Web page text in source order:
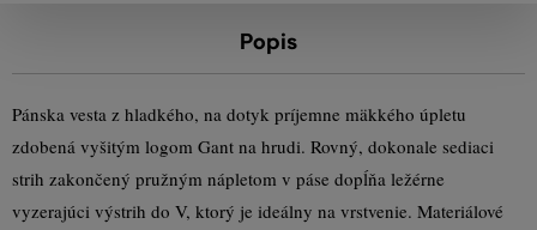
Popis
Pánska vesta z hladkého, na dotyk príjemne mäkkého úpletu
zdobená vyšitým logom Gant na hrudi. Rovný, dokonale sediaci
strih zakončený pružným nápletom v páse dopĺňa ležérne
vyzerajúci výstrih do V, ktorý je ideálny na vrstvenie. Materiálové